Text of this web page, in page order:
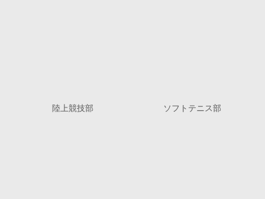
陸上競技部 ソフトテニス部